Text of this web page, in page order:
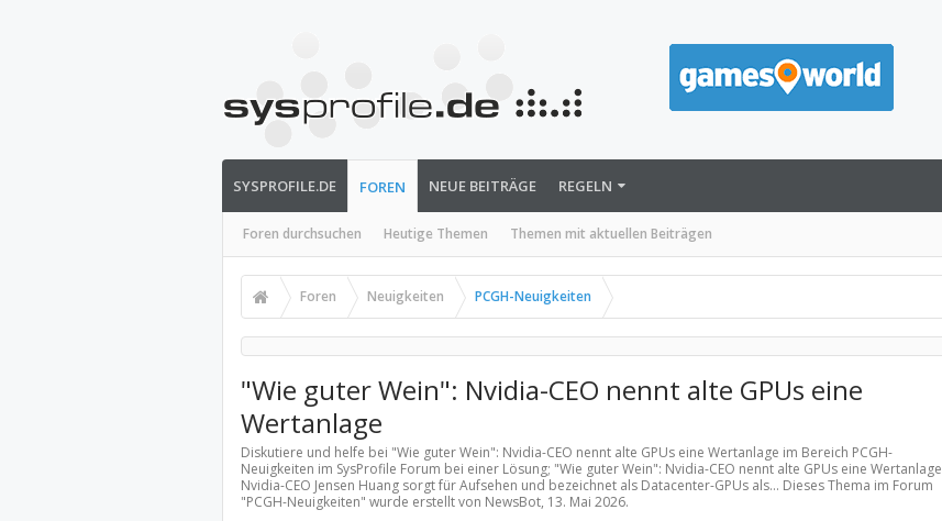
SYSPROFILE.DE FOREN
Foren durchsuchen Heutige Themen Themen mit aktuellen Beiträgen
NEUE BEITRÄGE REGELN
Foren Neuigkeiten PCGH-Neuigkeiten
"Wie guter Wein": Nvidia-CEO nennt alte GPUs eine
Wertanlage
Diskutiere und helfe bei "Wie guter Wein": Nvidia-CEO nennt alte GPUs eine Wertanlage im Bereich PCGH-
Neuigkeiten im SysProfile Forum bei einer Lösung; "Wie guter Wein": Nvidia-CEO nennt alte GPUs eine Wertanlage
Nvidia-CEO Jensen Huang sorgt für Aufsehen und bezeichnet als Datacenter-GPUs als... Dieses Thema im Forum
"PCGH-Neuigkeiten" wurde erstellt von NewsBot, 13. Mai 2026.